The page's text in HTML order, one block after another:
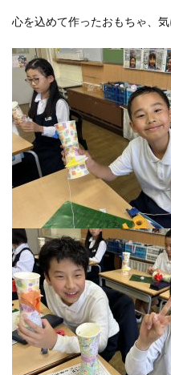
心を込めて作ったおもちゃ、